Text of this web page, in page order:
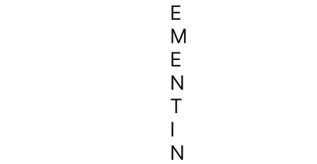
E
M
E
N
T
I
N